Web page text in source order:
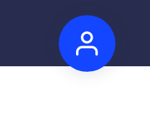
Wir
sind